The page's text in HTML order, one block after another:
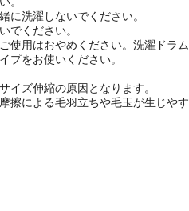
。
に洗濯しないでください。
でください。
使用はおやめください。洗濯ドラ
プをお使いください。
イズ伸縮の原因となります。